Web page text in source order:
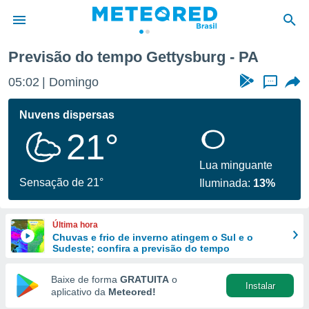
da
fornecidas
a este
das
e
forma
digital
Previsão do tempo Gettysburg - PA
05:02 Domingo ...
Nuvens dispersas
21°
Sensação de 21°
Lua minguante
Iluminada: 13%
Última hora
Chuvas e frio de inverno atingem o Sul e o
Sudeste; confira a previsão do tempo
Baixe de forma GRATUITA o
aplicativo da Meteored!
Instalar